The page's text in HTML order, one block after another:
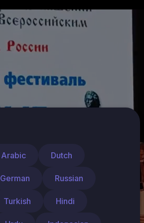
Arabic Dutch
German Russian
Turkish Hindi